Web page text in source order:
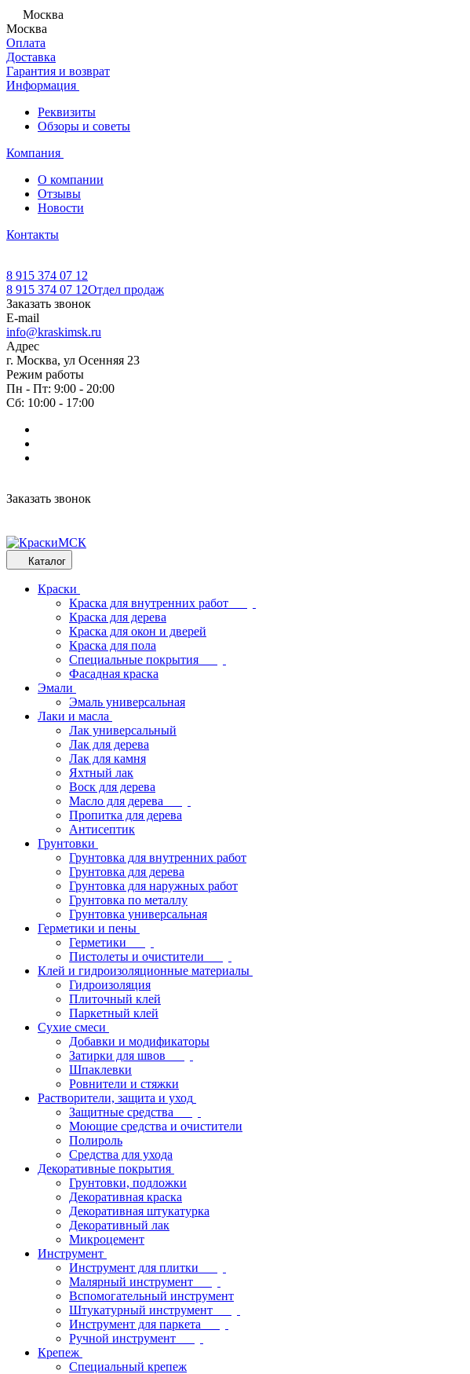
Москва
Москва
Оплата
Доставка
Гарантия и возврат
Информация
Реквизиты
Обзоры и советы
Компания
О компании
Отзывы
Новости
Контакты
8 915 374 07 12
8 915 374 07 12Отдел продаж
Заказать звонок
E-mail
info@kraskimsk.ru
Адрес
г. Москва, ул Осенняя 23
Режим работы
Пн - Пт: 9:00 - 20:00
Сб: 10:00 - 17:00
Заказать звонок
Каталог
Краски
Краска для внутренних работ
Краска для дерева
Краска для окон и дверей
Краска для пола
Специальные покрытия
Фасадная краска
Эмали
Эмаль универсальная
Лаки и масла
Лак универсальный
Лак для дерева
Лак для камня
Яхтный лак
Воск для дерева
Масло для дерева
Пропитка для дерева
Антисептик
Грунтовки
Грунтовка для внутренних работ
Грунтовка для дерева
Грунтовка для наружных работ
Грунтовка по металлу
Грунтовка универсальная
Герметики и пены
Герметики
Пистолеты и очистители
Клей и гидроизоляционные материалы
Гидроизоляция
Плиточный клей
Паркетный клей
Сухие смеси
Добавки и модификаторы
Затирки для швов
Шпаклевки
Ровнители и стяжки
Растворители, защита и уход
Защитные средства
Моющие средства и очистители
Полироль
Средства для ухода
Декоративные покрытия
Грунтовки, подложки
Декоративная краска
Декоративная штукатурка
Декоративный лак
Микроцемент
Инструмент
Инструмент для плитки
Малярный инструмент
Вспомогательный инструмент
Штукатурный инструмент
Инструмент для паркета
Ручной инструмент
Крепеж
Специальный крепеж